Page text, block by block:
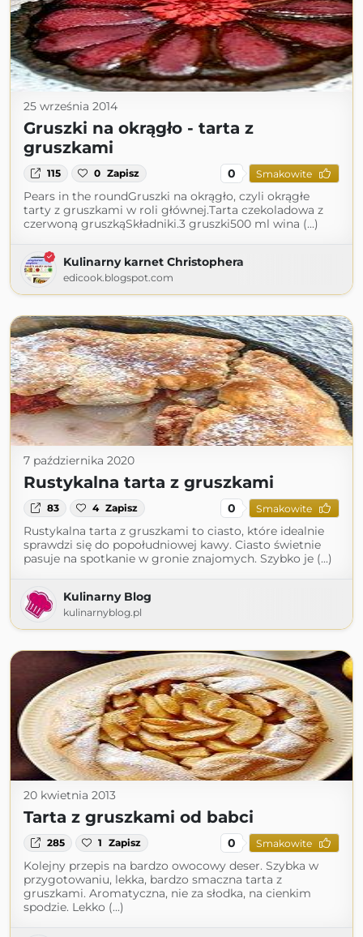
25 września 2014
Gruszki na okrągło - tarta z
gruszkami
115 0 Zapisz 0 Smakowite
Pears in the roundGruszki na okrągło, czyli okrągłe
tarty z gruszkami w roli głównej.Tarta czekoladowa z
czerwoną gruszkąSkładniki.3 gruszki500 ml wina (...)
Kulinarny karnet Christophera
edicook.blogspot.com
7 października 2020
Rustykalna tarta z gruszkami
83 4 Zapisz 0 Smakowite
Rustykalna tarta z gruszkami to ciasto, które idealnie
sprawdzi się do popołudniowej kawy. Ciasto świetnie
pasuje na spotkanie w gronie znajomych. Szybko je (...)
Kulinarny Blog
kulinarnyblog.pl
20 kwietnia 2013
Tarta z gruszkami od babci
285 1 Zapisz 0 Smakowite
Kolejny przepis na bardzo owocowy deser. Szybka w
przygotowaniu, lekka, bardzo smaczna tarta z
gruszkami. Aromatyczna, nie za słodka, na cienkim
spodzie. Lekko (...)